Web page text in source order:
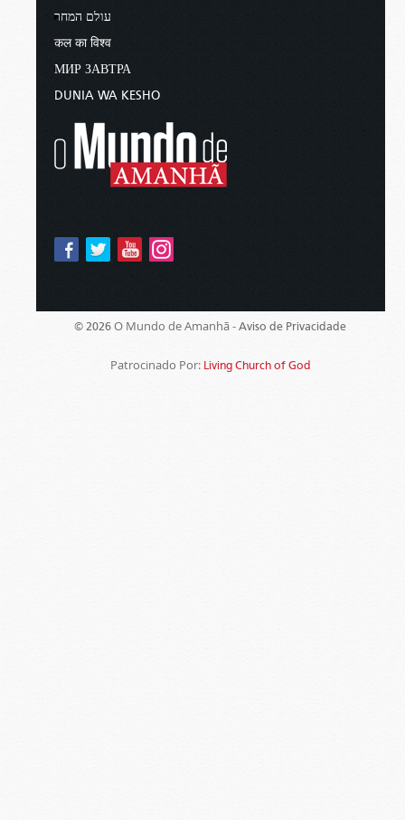
עולם המחר
कल का विश्व
МИР ЗАВТРА
DUNIA WA KESHO
© 2026 O Mundo de Amanhã -Aviso de Privacidade
Patrocinado Por: Living Church of God